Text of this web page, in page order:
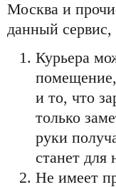
Москва и
данный
Курьера
и то, что
только
руки
станет
Не имеет